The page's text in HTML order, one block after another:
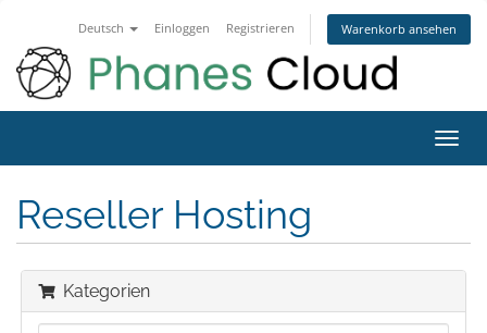
Deutsch Einloggen Registrieren Warenkorb ansehen
ein-/
Reseller Hosting
Kategorien